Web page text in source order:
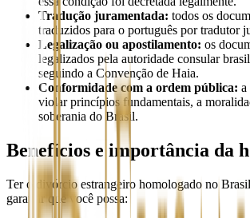
Tradução juramentada: todos os
traduzidos para o português por tradutor
Legalização ou apostilamento: os
legalizados pela autoridade consular
seguindo a Convenção de Haia.
Conformidade com a ordem pública: a
violar princípios fundamentais, a
soberania do Brasil.
Benefícios e importância da
Ter o divórcio estrangeiro homologado no
garantir que você possa: